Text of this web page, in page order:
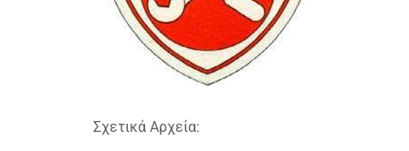
Σχετικά Αρχεία: